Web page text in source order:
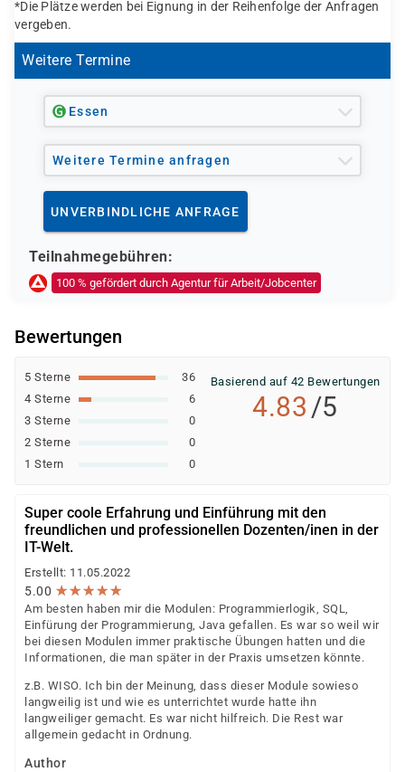
SharePoint Server, Oracle Datenbank Server,
Mögliche Zertifizierungen:
LPIC1, Microsoft, CCNA, ITIL Foundation
*Die Plätze werden bei Eignung in der Reihenfolge der Anfragen
vergeben.
Weitere Termine
Essen
Weitere Termine anfragen
UNVERBINDLICHE ANFRAGE
Teilnahmegebühren:
100 % gefördert durch Agentur für Arbeit/Jobcenter
Bewertungen
5 Sterne
36
4 Sterne
6
3 Sterne
0
2 Sterne
0
1 Stern
0
Basierend auf 42 Bewertungen
4.83 /5
Super coole Erfahrung und Einführung mit den
freundlichen und professionellen Dozenten/inen in der
IT-Welt.
Erstellt: 11.05.2022
5.00 ★★★★★
★★★★★
Am besten haben mir die Modulen: Programmierlogik, SQL,
Einfürung der Programmierung, Java gefallen. Es war so weil wir
bei diesen Modulen immer praktische Übungen hatten und die
Informationen, die man später in der Praxis umsetzen könnte.
z.B. WISO. Ich bin der Meinung, dass dieser Module sowieso
langweilig ist und wie es unterrichtet wurde hatte ihn
langweiliger gemacht. Es war nicht hilfreich. Die Rest war
allgemein gedacht in Ordnung.
Author